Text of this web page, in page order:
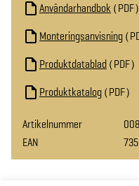
Användarhandbok PDF
Monteringsanvisning
Produktdatablad PDF
Produktkatalog PDF
Artikelnummer
EAN